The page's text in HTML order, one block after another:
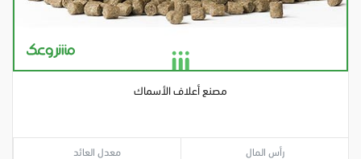
مصنع أعلاف الأسماك
رأس المال معدل العائد